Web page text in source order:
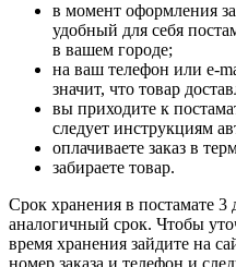
в момент оформления
удобный для себя
в вашем городе;
на ваш телефон или e-
значит, что товар
вы приходите к
следует инструкциям
оплачиваете заказ в
забираете товар.
Срок хранения в постамате
аналогичный срок. Чтобы
время хранения зайдите на
номер заказа и телефон и